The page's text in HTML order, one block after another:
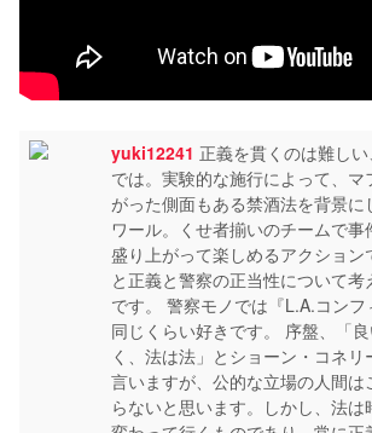
yuki12241 正義を貫くのは難し
では。実験的な施行によって、
がった側面もある禁酒法を背景に
ワール。くせ者揃いのチームで事
盛り上がって楽しめるアクション
と正義と警察の正当性について
です。 警察モノでは『L.A.コンフ
同じくらい好きです。 序盤、「
く、法は法」とショーン・コネ
言いますが、公的な立場の人間は
らないと思います。しかし、法は